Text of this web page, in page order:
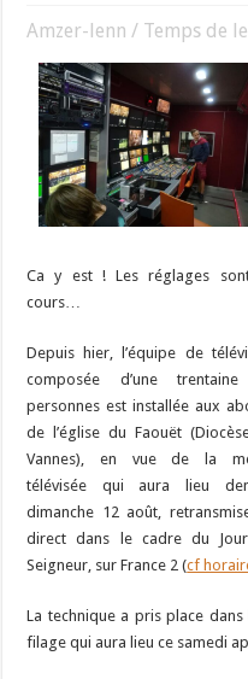
Amzer-lenn / Temps de
Ca y est ! Les réglages
cours…
Depuis hier, l’équipe de
composée d’une
personnes est installée aux
de l’église du Faouët
Vannes), en vue de la
télévisée qui aura lieu
dimanche 12 août,
direct dans le cadre du
Seigneur, sur France 2 (cf
La technique a pris place
filage qui aura lieu ce samedi